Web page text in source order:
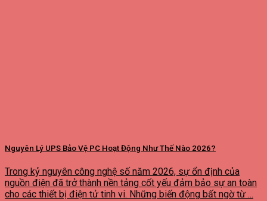
Nguyên Lý UPS Bảo Vệ PC Hoạt Động Như Thế Nào 2026?
Trong kỷ nguyên công nghệ số năm 2026, sự ổn định của
nguồn điện đã trở thành nền tảng cốt yếu đảm bảo sự an toàn
cho các thiết bị điện tử tinh vi. Những biến động bất ngờ từ ...